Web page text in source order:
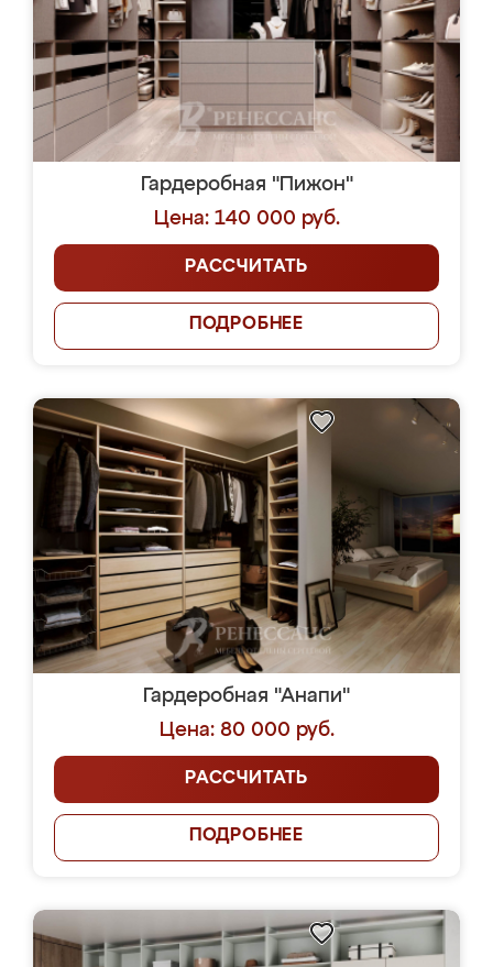
Гардеробная "Пижон"
Цена: 140 000 руб.
РАССЧИТАТЬ
ПОДРОБНЕЕ
Гардеробная "Анапи"
Цена: 80 000 руб.
РАССЧИТАТЬ
ПОДРОБНЕЕ